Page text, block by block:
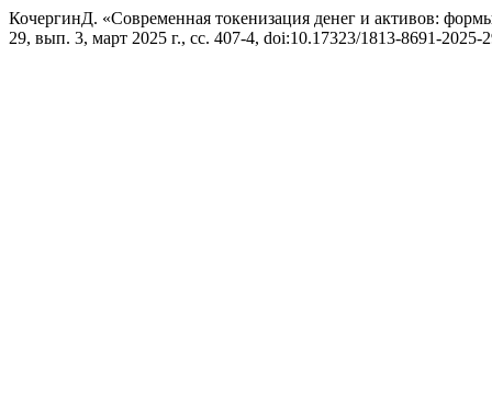
КочергинД. «Современная токенизация денег и активов:
29, вып. 3, март 2025 г., сс. 407-4, doi:10.17323/1813-8691-2025-